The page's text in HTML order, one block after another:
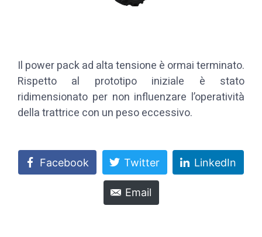
Il power pack ad alta tensione è ormai terminato.
Rispetto al prototipo iniziale è stato
ridimensionato per non influenzare l’operatività
della trattrice con un peso eccessivo.
Facebook Twitter LinkedIn
Email